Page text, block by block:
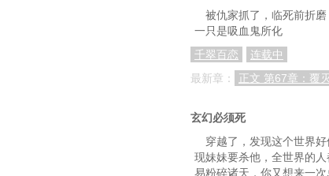
第88章 扶上马
第91章 毫无自
第94章 收买人
第103章 这是通知
被仇家抓了，临死前折
一只是吸血鬼所化
千翠百恋
连载中
最新章：
正文 第67章：覆
玄幻必须死
穿越了，发现这个世界
现妹妹要杀他，全世界的
易粉碎诸天，你又想来一